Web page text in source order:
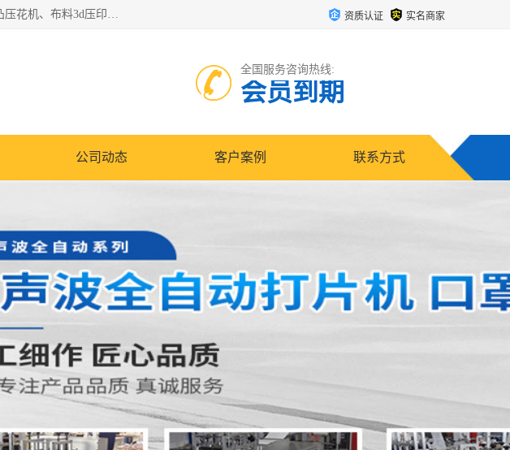
常州联宇机电自动化科技有限公司主营产品：pvc塑料焊机、高频热合机、软膜天花压边机、服装布料凹凸压花机、布料3d压印设备、服装植胶设备、超声波布料花边机、无纺布热合机、全自动压花机。 资质认证 实名商家
全国服务咨询热线:
会员到期
公司动态 客户案例 联系方式